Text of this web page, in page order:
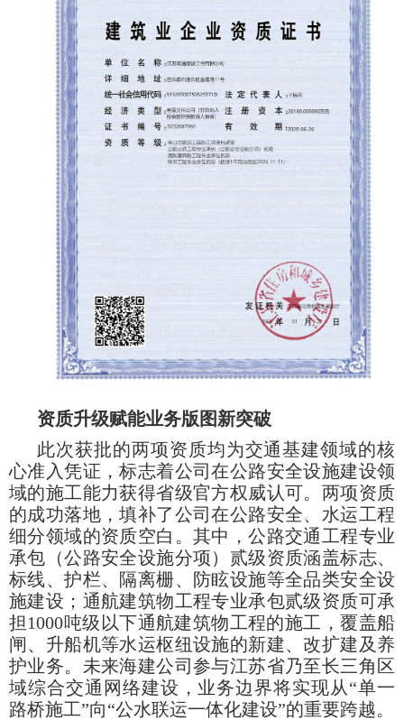
资质升级赋能业务版图新突破
此次获批的两项资质均为交通基建领域的核
心准入凭证，标志着公司在公路安全设施建设领
域的施工能力获得省级官方权威认可。两项资质
的成功落地，填补了公司在公路安全、水运工程
细分领域的资质空白。其中，公路交通工程专业
承包（公路安全设施分项）贰级资质涵盖标志、
标线、护栏、隔离栅、防眩设施等全品类安全设
施建设；通航建筑物工程专业承包贰级资质可承
担1000吨级以下通航建筑物工程的施工，覆盖船
闸、升船机等水运枢纽设施的新建、改扩建及养
护业务。未来海建公司参与江苏省乃至长三角区
域综合交通网络建设，业务边界将实现从“单一
路桥施工”向“公水联运一体化建设”的重要跨越。